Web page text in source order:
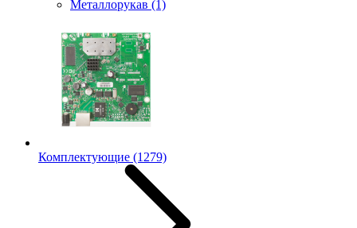
Металлорукав (1)
Комплектующие (1279)